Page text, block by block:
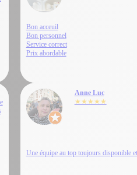
Bon acceuil
Bon personnel
Service correct
Prix abordable
Anne Luc
★★★★★
Une équipe au top toujours disponible